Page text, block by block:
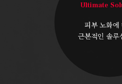
Ultimate
피부 노화에
근본적인 솔루